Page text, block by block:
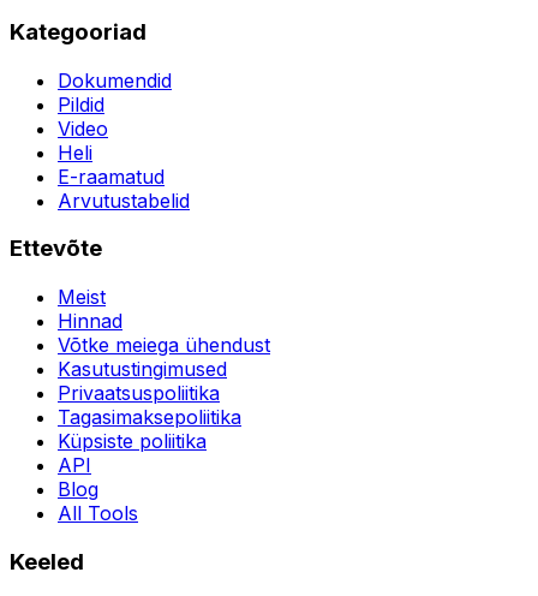
Kategooriad
Dokumendid
Pildid
Video
Heli
E-raamatud
Arvutustabelid
Ettevõte
Meist
Hinnad
Võtke meiega ühendust
Kasutustingimused
Privaatsuspoliitika
Tagasimaksepoliitika
Küpsiste poliitika
API
Blog
All Tools
Keeled